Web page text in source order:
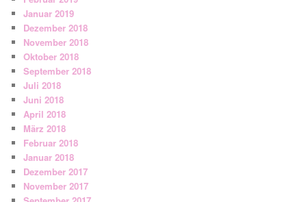
Januar 2019
Dezember 2018
November 2018
Oktober 2018
September 2018
Juli 2018
Juni 2018
April 2018
März 2018
Februar 2018
Januar 2018
Dezember 2017
November 2017